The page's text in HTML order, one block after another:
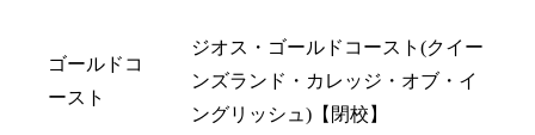
ゴールドコ
ースト
ジオス・ゴールドコースト(クイー
ンズランド・カレッジ・オブ・イ
ングリッシュ)【閉校】